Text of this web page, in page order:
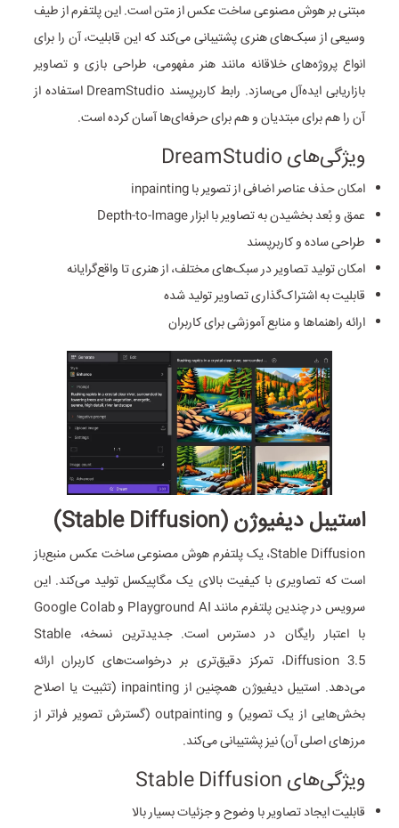
مبتنی بر هوش مصنوعی ساخت عکس از متن است. این پلتفرم از طیف
وسیعی از سبک‌های هنری پشتیبانی می‌کند که این قابلیت، آن را برای
انواع پروژه‌های خلاقانه مانند هنر مفهومی، طراحی بازی و تصاویر
بازاریابی ایده‌آل می‌سازد. رابط کاربرپسند DreamStudio استفاده از
آن را هم برای مبتدیان و هم برای حرفه‌ای‌ها آسان کرده است.
ویژگی‌های DreamStudio
امکان حذف عناصر اضافی از تصویر با inpainting
عمق و بُعد بخشیدن به تصاویر با ابزار Depth-to-Image
طراحی ساده و کاربرپسند
امکان تولید تصاویر در سبک‌های مختلف، از هنری تا واقع‌گرایانه
قابلیت به اشتراک‌گذاری تصاویر تولید شده
ارائه راهنماها و منابع آموزشی برای کاربران
استیبل دیفیوژن (Stable Diffusion)
Stable Diffusion، یک پلتفرم هوش مصنوعی ساخت عکس منبع‌باز
است که تصاویری با‌ کیفیت بالای یک مگاپیکسل تولید می‌کند. این
سرویس در چندین پلتفرم مانند Playground AI و Google Colab
با اعتبار رایگان در دسترس است. جدیدترین نسخه، Stable
Diffusion 3.5، تمرکز دقیق‌تری بر درخواست‌های کاربران ارائه
می‌دهد. استیبل دیفیوژن همچنین از inpainting (تثبیت یا اصلاح
بخش‌هایی از یک تصویر) و outpainting (گسترش تصویر فراتر از
مرزهای اصلی آن) نیز پشتیبانی می‌کند.
ویژگی‌های Stable Diffusion
قابلیت ایجاد تصاویر با وضوح و جزئیات بسیار بالا